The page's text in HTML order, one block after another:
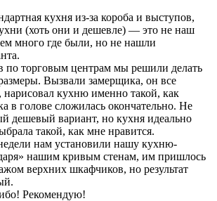
кухня из-за короба и выступов,
(хоть они и дешевле) — это не наш
много где были, но не нашли
по торговым центрам мы решили делать
Вызвали замерщика, он все
нарисовал кухню именно такой, как
в голове сложилась окончательно. Не
дешевый вариант, но кухня идеально
такой, как мне нравится.
нам установили нашу кухню-
нашим кривым стенам, им пришлось
верхних шкафчиков, но результат
Рекомендую!